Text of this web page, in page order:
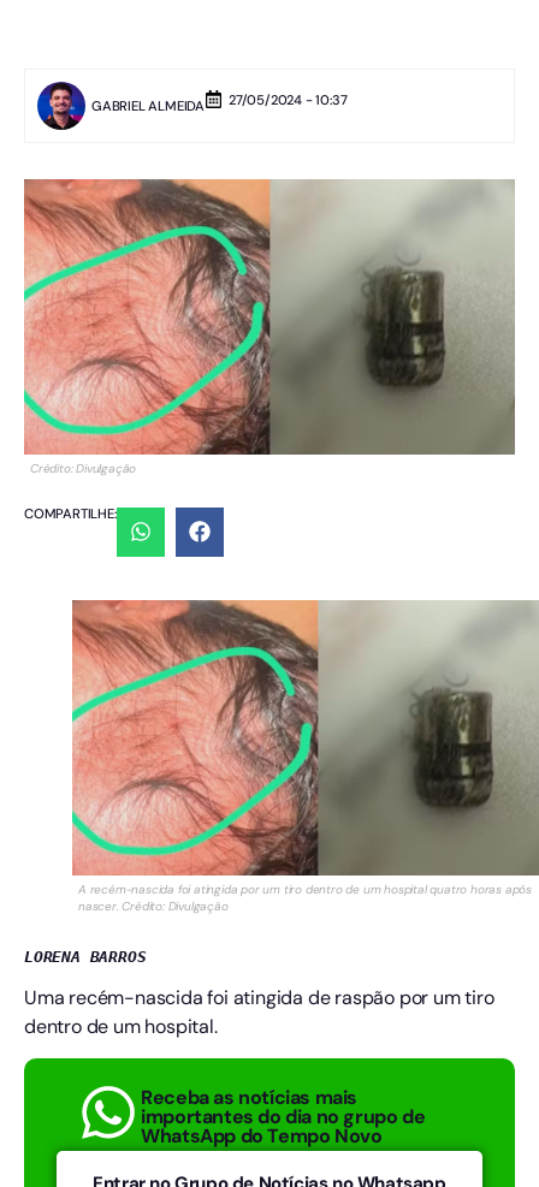
GABRIEL ALMEIDA 27/05/2024 - 10:37
Crédito: Divulgação
COMPARTILHE:
A recém-nascida foi atingida por um tiro dentro de um hospital quatro horas após
nascer. Crédito: Divulgação
LORENA BARROS
Uma recém-nascida foi atingida de raspão por um tiro
dentro de um hospital.
Receba as notícias mais
importantes do dia no grupo de
WhatsApp do Tempo Novo